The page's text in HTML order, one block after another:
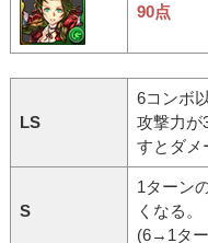
90点
LS
6コンボ
攻撃力が
すとダメ
S
1ターン
くなる。
(6→1タ